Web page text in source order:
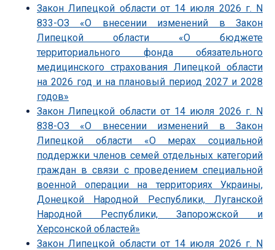
Закон Липецкой области от 14 июля 2026 г. N
833-ОЗ «О внесении изменений в Закон
Липецкой области «О бюджете
территориального фонда обязательного
медицинского страхования Липецкой области
на 2026 год и на плановый период 2027 и 2028
годов»
Закон Липецкой области от 14 июля 2026 г. N
838-ОЗ «О внесении изменений в Закон
Липецкой области «О мерах социальной
поддержки членов семей отдельных категорий
граждан в связи с проведением специальной
военной операции на территориях Украины,
Донецкой Народной Республики, Луганской
Народной Республики, Запорожской и
Херсонской областей»
Закон Липецкой области от 14 июля 2026 г. N